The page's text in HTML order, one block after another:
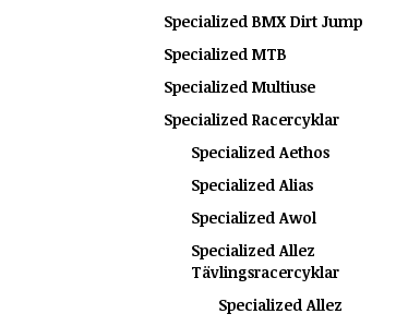
Specialized BMX Dirt Jump
Specialized MTB
Specialized Multiuse
Specialized Racercyklar
Specialized Aethos
Specialized Alias
Specialized Awol
Specialized Allez
Tävlingsracercyklar
Specialized Allez